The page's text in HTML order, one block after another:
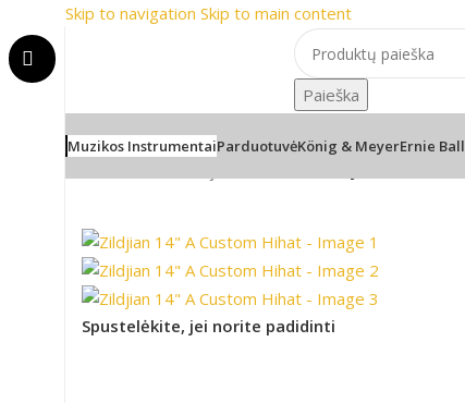
Skip to navigation Skip to main content
📞 Konsultacija telefonu
Paieška
Muzikos InstrumentaiParduotuvėKönig & MeyerErnie Ball
Spustelėkite, jei norite padidinti